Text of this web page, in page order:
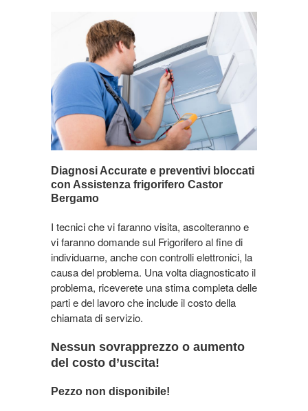
Diagnosi Accurate e preventivi bloccati
con Assistenza frigorifero Castor
Bergamo
I tecnici che vi faranno visita, ascolteranno e
vi faranno domande sul Frigorifero al fine di
individuarne, anche con controlli elettronici, la
causa del problema. Una volta diagnosticato il
problema, riceverete una stima completa delle
parti e del lavoro che include il costo della
chiamata di servizio.
Nessun sovrapprezzo o aumento
del costo d’uscita!
Pezzo non disponibile!